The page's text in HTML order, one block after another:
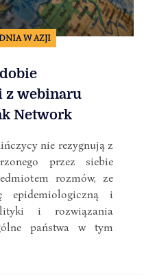
W AZJI
z webinaru
Network
nie rezygnują z
przez siebie
rozmów, ze
epidemiologiczną i
i rozwiązania
państwa w tym